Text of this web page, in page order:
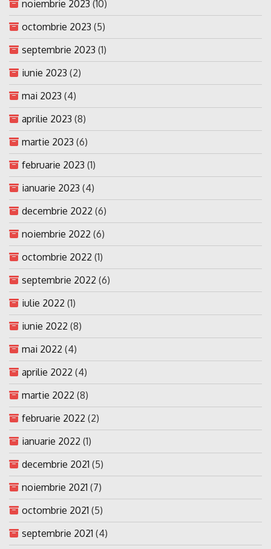
noiembrie 2023 (10)
octombrie 2023 (5)
septembrie 2023 (1)
iunie 2023 (2)
mai 2023 (4)
aprilie 2023 (8)
martie 2023 (6)
februarie 2023 (1)
ianuarie 2023 (4)
decembrie 2022 (6)
noiembrie 2022 (6)
octombrie 2022 (1)
septembrie 2022 (6)
iulie 2022 (1)
iunie 2022 (8)
mai 2022 (4)
aprilie 2022 (4)
martie 2022 (8)
februarie 2022 (2)
ianuarie 2022 (1)
decembrie 2021 (5)
noiembrie 2021 (7)
octombrie 2021 (5)
septembrie 2021 (4)